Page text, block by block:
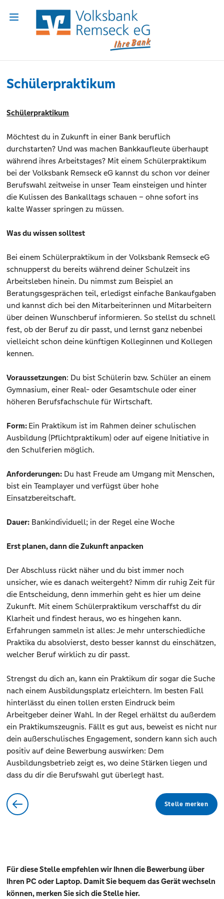
Schülerpraktikum
Schülerpraktikum
Möchtest du in Zukunft in einer Bank beruflich
durchstarten? Und was machen Bankkaufleute überhaupt
während ihres Arbeitstages? Mit einem Schülerpraktikum
bei der Volksbank Remseck eG kannst du schon vor deiner
Berufswahl zeitweise in unser Team einsteigen und hinter
die Kulissen des Bankalltags schauen – ohne sofort ins
kalte Wasser springen zu müssen.
Was du wissen solltest
Bei einem Schülerpraktikum in der Volksbank Remseck eG
schnupperst du bereits während deiner Schulzeit ins
Arbeitsleben hinein. Du nimmst zum Beispiel an
Beratungsgesprächen teil, erledigst einfache Bankaufgaben
und kannst dich bei den Mitarbeiterinnen und Mitarbeitern
über deinen Wunschberuf informieren. So stellst du schnell
fest, ob der Beruf zu dir passt, und lernst ganz nebenbei
vielleicht schon deine künftigen Kolleginnen und Kollegen
kennen.
Voraussetzungen: Du bist Schülerin bzw. Schüler an einem
Gymnasium, einer Real- oder Gesamtschule oder einer
höheren Berufsfachschule für Wirtschaft.
Form: Ein Praktikum ist im Rahmen deiner schulischen
Ausbildung (Pflichtpraktikum) oder auf eigene Initiative in
den Schulferien möglich.
Anforderungen: Du hast Freude am Umgang mit Menschen,
bist ein Teamplayer und verfügst über hohe
Einsatzbereitschaft.
Dauer: Bankindividuell; in der Regel eine Woche
Erst planen, dann die Zukunft anpacken
Der Abschluss rückt näher und du bist immer noch
unsicher, wie es danach weitergeht? Nimm dir ruhig Zeit für
die Entscheidung, denn immerhin geht es hier um deine
Zukunft. Mit einem Schülerpraktikum verschaffst du dir
Klarheit und findest heraus, wo es hingehen kann.
Erfahrungen sammeln ist alles: Je mehr unterschiedliche
Praktika du absolvierst, desto besser kannst du einschätzen,
welcher Beruf wirklich zu dir passt.
Strengst du dich an, kann ein Praktikum dir sogar die Suche
nach einem Ausbildungsplatz erleichtern. Im besten Fall
hinterlässt du einen tollen ersten Eindruck beim
Arbeitgeber deiner Wahl. In der Regel erhältst du außerdem
ein Praktikumszeugnis. Fällt es gut aus, beweist es nicht nur
dein außerschulisches Engagement, sondern kann sich auch
positiv auf deine Bewerbung auswirken: Dem
Ausbildungsbetrieb zeigt es, wo deine Stärken liegen und
dass du dir die Berufswahl gut überlegt hast.
Stelle merken
Für diese Stelle empfehlen wir Ihnen die Bewerbung über
Ihren PC oder Laptop. Damit Sie bequem das Gerät wechseln
können, merken Sie sich die Stelle hier.